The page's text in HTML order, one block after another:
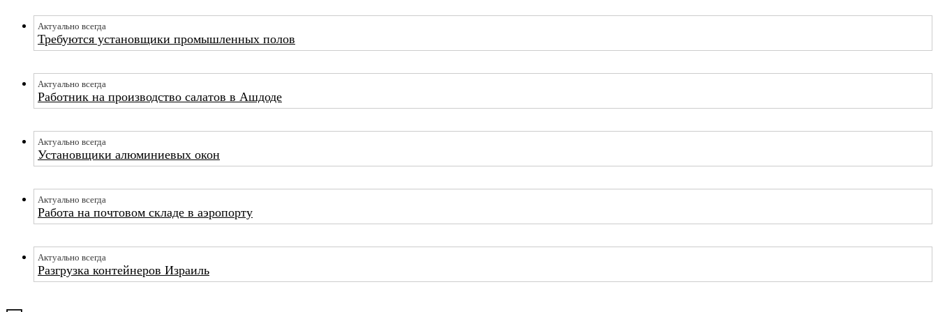
Актуально всегда
Требуются установщики промышленных полов
Актуально всегда
Работник на производство салатов в Ашдоде
Актуально всегда
Установщики алюминиевых окон
Актуально всегда
Работа на почтовом складе в аэропорту
Актуально всегда
Разгрузка контейнеров Израиль